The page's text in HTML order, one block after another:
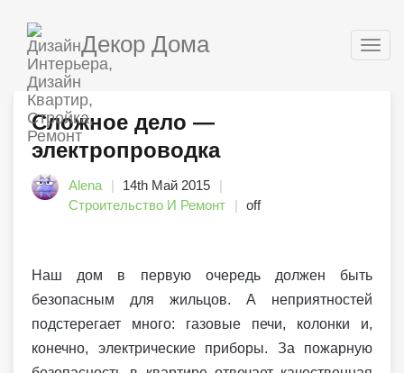
Декор Дома
Сложное дело —
электропроводка
Alena
14th Май 2015
Строительство И Ремонт
off
Наш дом в первую очередь должен быть
безопасным для жильцов. А неприятностей
подстерегает много: газовые печи, колонки и,
конечно, электрические приборы. За пожарную